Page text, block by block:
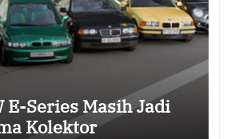
E-Series Masih Jadi
Kolektor